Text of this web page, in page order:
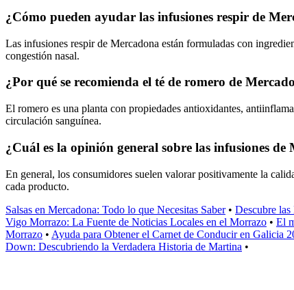
¿Cómo pueden ayudar las infusiones respir de
Las infusiones respir de Mercadona están formuladas con
congestión nasal.
¿Por qué se recomienda el té de romero de
El romero es una planta con propiedades antioxidantes,
circulación sanguínea.
¿Cuál es la opinión general sobre las infusiones de
En general, los consumidores suelen valorar positivamente la
cada producto.
Salsas en Mercadona: Todo lo que Necesitas Saber• Descubre
Vigo Morrazo: La Fuente de Noticias Locales en el Morrazo • El
Morrazo • Ayuda para Obtener el Carnet de Conducir en Galicia
Down: Descubriendo la Verdadera Historia de Martina •